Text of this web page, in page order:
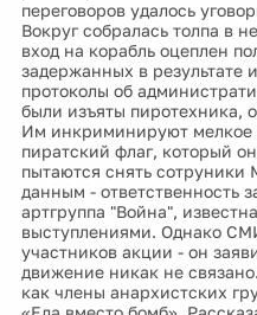
переговоров удалось
Вокруг собралась толпа в
вход на корабль оцеплен
задержанных в результате
протоколы об
были изъяты пиротехника,
Им инкриминируют мелкое
пиратский флаг, который
пытаются снять
данным - ответственность
артгруппа "Война",
выступлениями. Однако
участников акции - он
движение никак не
как члены анархистских